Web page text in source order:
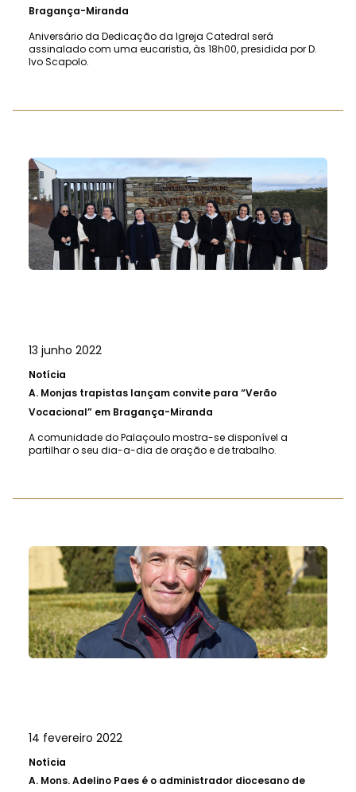
Bragança-Miranda
Aniversário da Dedicação da Igreja Catedral será
assinalado com uma eucaristia, às 18h00, presidida por D.
Ivo Scapolo.
13 junho 2022
Notícia
A. Monjas trapistas lançam convite para “Verão
Vocacional” em Bragança-Miranda
A comunidade do Palaçoulo mostra-se disponível a
partilhar o seu dia-a-dia de oração e de trabalho.
14 fevereiro 2022
Notícia
A. Mons. Adelino Paes é o administrador diocesano de